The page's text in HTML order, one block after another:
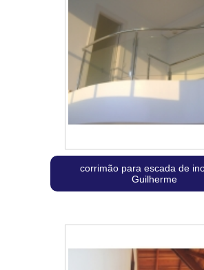
corrimão para escada de
Guilherme